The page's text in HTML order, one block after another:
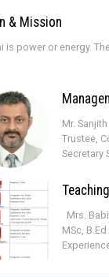
& Mission
is power or energy.
Mr.
Trustee,
Secretary
Mrs.
MSc, B.Ed